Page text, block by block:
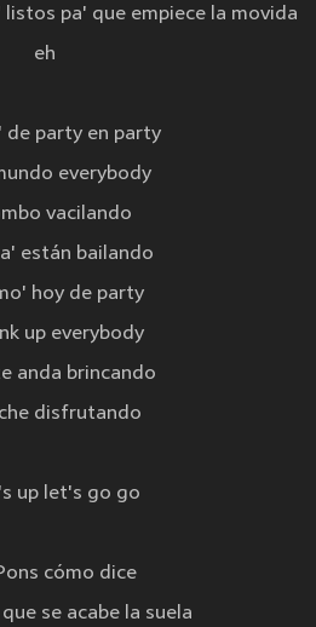
pa' que empiece la movida
eh
de party en party
everybody
vacilando
están bailando
hoy de party
up everybody
anda brincando
disfrutando
up let's go go
cómo dice
se acabe la suela